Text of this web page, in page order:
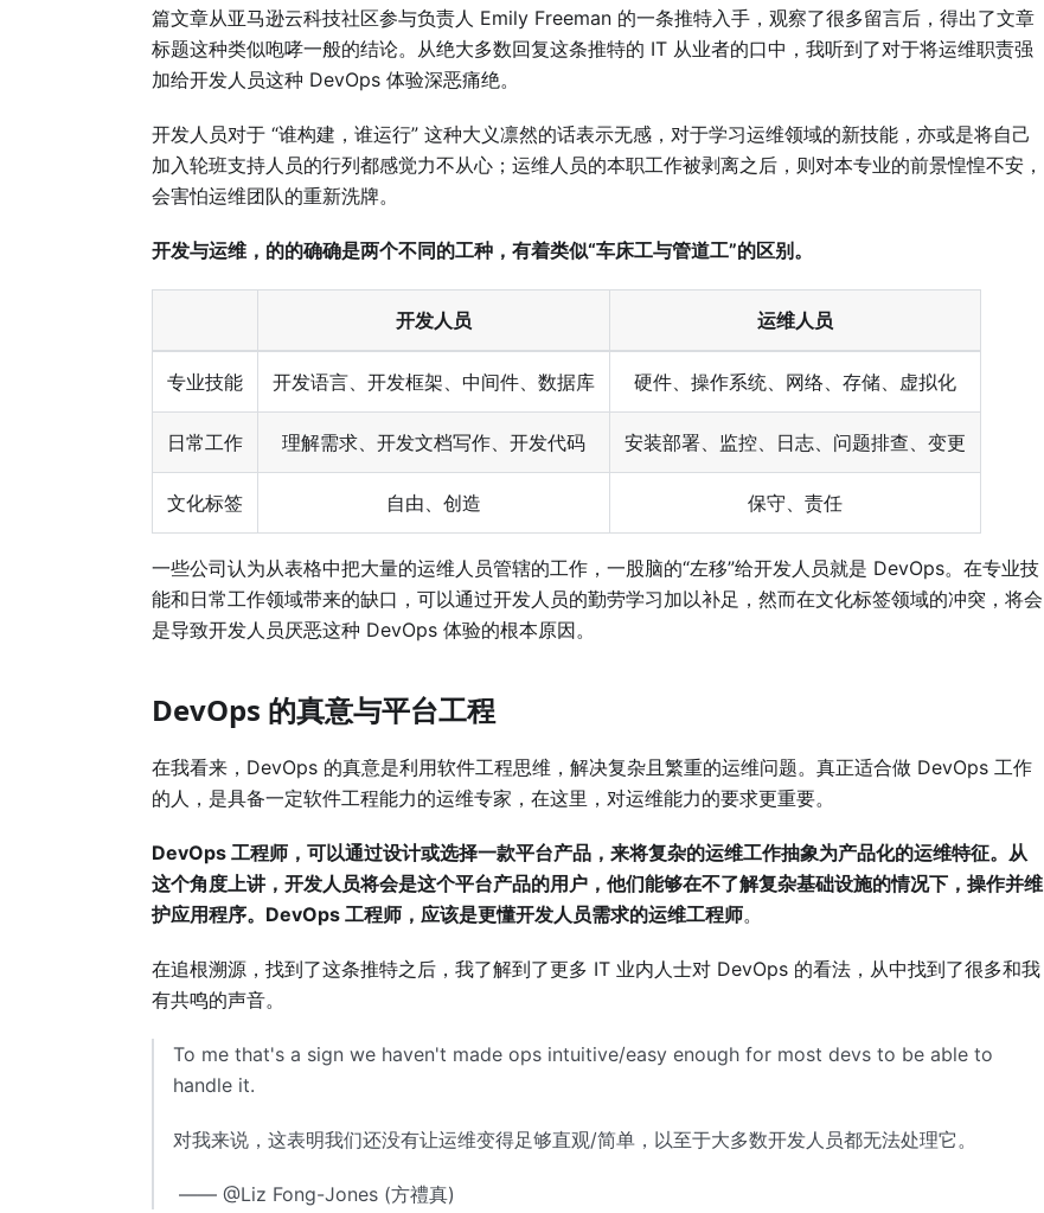
篇文章从亚马逊云科技社区参与负责人 Emily Freeman 的一条推特入手，观察了很多留言后，得出了文章
标题这种类似咆哮一般的结论。从绝大多数回复这条推特的 IT 从业者的口中，我听到了对于将运维职责强
加给开发人员这种 DevOps 体验深恶痛绝。
开发人员对于 “谁构建，谁运行” 这种大义凛然的话表示无感，对于学习运维领域的新技能，亦或是将自己
加入轮班支持人员的行列都感觉力不从心；运维人员的本职工作被剥离之后，则对本专业的前景惶惶不安，
会害怕运维团队的重新洗牌。
开发与运维，的的确确是两个不同的工种，有着类似“车床工与管道工”的区别。
开发人员 运维人员
专业技能 开发语言、开发框架、中间件、数据库 硬件、操作系统、网络、存储、虚拟化
日常工作 理解需求、开发文档写作、开发代码 安装部署、监控、日志、问题排查、变更
文化标签 自由、创造 保守、责任
一些公司认为从表格中把大量的运维人员管辖的工作，一股脑的“左移”给开发人员就是 DevOps。在专业技
能和日常工作领域带来的缺口，可以通过开发人员的勤劳学习加以补足，然而在文化标签领域的冲突，将会
是导致开发人员厌恶这种 DevOps 体验的根本原因。
DevOps 的真意与平台工程
在我看来，DevOps 的真意是利用软件工程思维，解决复杂且繁重的运维问题。真正适合做 DevOps 工作
的人，是具备一定软件工程能力的运维专家，在这里，对运维能力的要求更重要。
DevOps 工程师，可以通过设计或选择一款平台产品，来将复杂的运维工作抽象为产品化的运维特征。从
这个角度上讲，开发人员将会是这个平台产品的用户，他们能够在不了解复杂基础设施的情况下，操作并维
护应用程序。DevOps 工程师，应该是更懂开发人员需求的运维工程师。
在追根溯源，找到了这条推特之后，我了解到了更多 IT 业内人士对 DevOps 的看法，从中找到了很多和我
有共鸣的声音。
To me that's a sign we haven't made ops intuitive/easy enough for most devs to be able to
handle it.
对我来说，这表明我们还没有让运维变得足够直观/简单，以至于大多数开发人员都无法处理它。
​ —— @Liz Fong-Jones (方禮真)